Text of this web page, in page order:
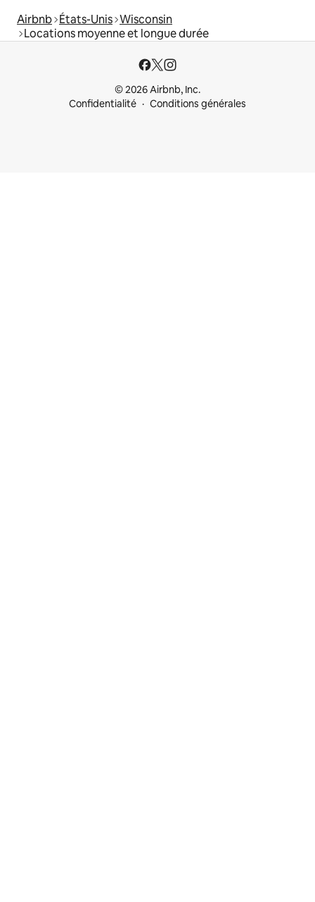
Airbnb États-Unis Wisconsin
Locations moyenne et longue durée
© 2026 Airbnb, Inc.
Confidentialité
Conditions générales